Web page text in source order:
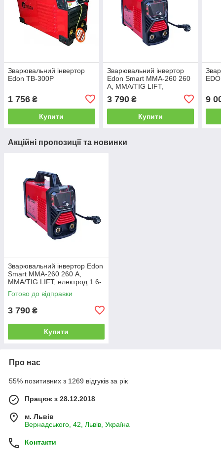
Зварювальний інвертор
Edon TB-300P
1 756 ₴
Купити
Зварювальний інвертор
Edon Smart MMA-260 260
А, MMA/TIG LIFT,
дисплеєм, Smart Fan
3 790₴
Купити
9
Акційні пропозиції та новинки
Зварювальний інвертор Edon
Smart MMA-260 260 А,
MMA/TIG LIFT, електрод 1.6-
5.0 мм, з дисплеєм, Smart
Fan
Готово до відправки
3 790 ₴
Купити
Про нас
55% позитивних з 1269 відгуків за рік
Працює з 28.12.2018
м. Львів
Вернадського, 42, Львів, Україна
Контакти